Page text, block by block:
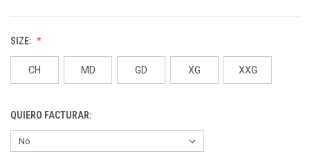
SIZE:
CH MD GD XG XXG
QUIERO FACTURAR: